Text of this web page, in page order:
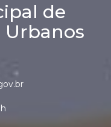
de
Urbanos